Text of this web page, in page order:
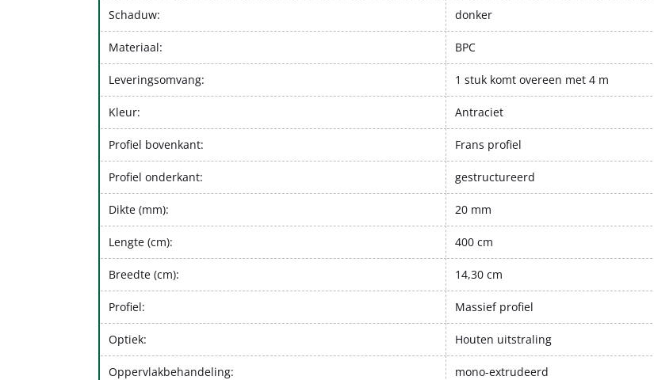
Schaduw: donker
Materiaal: BPC
Leveringsomvang: 1 stuk komt overeen met 4 m
Kleur: Antraciet
Profiel bovenkant: Frans profiel
Profiel onderkant: gestructureerd
Dikte (mm): 20 mm
Lengte (cm): 400 cm
Breedte (cm): 14,30 cm
Profiel: Massief profiel
Optiek: Houten uitstraling
Oppervlakbehandeling: mono-extrudeerd